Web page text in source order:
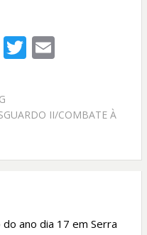
T
er
E
l
II/COMBATE À
do ano dia 17 em Serra